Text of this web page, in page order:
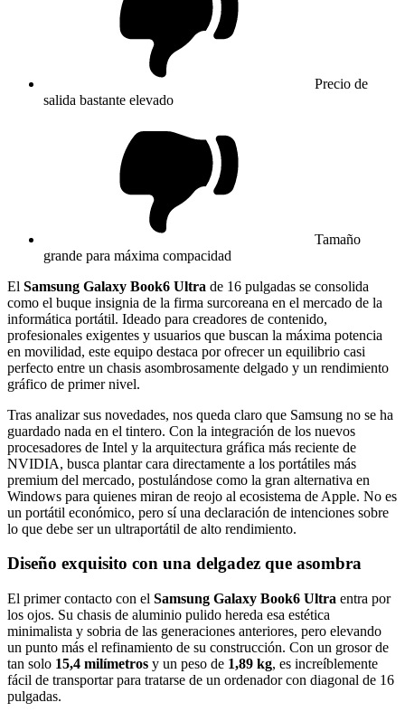
Precio de
salida bastante elevado
Tamaño
grande para máxima compacidad
El Samsung Galaxy Book6 Ultra de 16 pulgadas se consolida
como el buque insignia de la firma surcoreana en el mercado de la
informática portátil. Ideado para creadores de contenido,
profesionales exigentes y usuarios que buscan la máxima potencia
en movilidad, este equipo destaca por ofrecer un equilibrio casi
perfecto entre un chasis asombrosamente delgado y un rendimiento
gráfico de primer nivel.
Tras analizar sus novedades, nos queda claro que Samsung no se ha
guardado nada en el tintero. Con la integración de los nuevos
procesadores de Intel y la arquitectura gráfica más reciente de
NVIDIA, busca plantar cara directamente a los portátiles más
premium del mercado, postulándose como la gran alternativa en
Windows para quienes miran de reojo al ecosistema de Apple. No es
un portátil económico, pero sí una declaración de intenciones sobre
lo que debe ser un ultraportátil de alto rendimiento.
Diseño exquisito con una delgadez que asombra
El primer contacto con el Samsung Galaxy Book6 Ultra entra por
los ojos. Su chasis de aluminio pulido hereda esa estética
minimalista y sobria de las generaciones anteriores, pero elevando
un punto más el refinamiento de su construcción. Con un grosor de
tan solo 15,4 milímetros y un peso de 1,89 kg, es increíblemente
fácil de transportar para tratarse de un ordenador con diagonal de 16
pulgadas.